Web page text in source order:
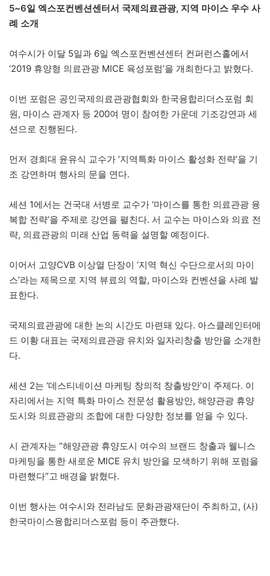
5~6일 엑스포컨벤션센터서 국제의료관광, 지역 마이스 우수 사
례 소개
여수시가 이달 5일과 6일 엑스포컨벤션센터 컨퍼런스홀에서
‘2019 휴양형 의료관광 MICE 육성포럼’을 개최한다고 밝혔다.
이번 포럼은 공인국제의료관광협회와 한국융합리더스포럼 회
원, 마이스 관계자 등 200여 명이 참여한 가운데 기조강연과 세
션으로 진행된다.
먼저 경희대 윤유식 교수가 ‘지역특화 마이스 활성화 전략’을 기
조 강연하며 행사의 문을 연다.
세션 1에서는 건국대 서병로 교수가 ‘마이스를 통한 의료관광 융
복합 전략’을 주제로 강연을 펼친다. 서 교수는 마이스와 의료 전
략, 의료관광의 미래 산업 동력을 설명할 예정이다.
이어서 고양CVB 이상열 단장이 ‘지역 혁신 수단으로서의 마이
스’라는 제목으로 지역 뷰료의 역할, 마이스와 컨벤션을 사례 발
표한다.
국제의료관광에 대한 논의 시간도 마련돼 있다. 아스클레인터메
드 이황 대표는 국제의료관광 유치와 일자리창출 방안을 소개한
다.
세션 2는 ‘데스티네이션 마케팅 창의적 창출방안’이 주제다. 이
자리에서는 지역 특화 마이스 전문성 활용방안, 해양관광 휴양
도시와 의료관광의 조합에 대한 다양한 정보를 얻을 수 있다.
시 관계자는 “해양관광 휴양도시 여수의 브랜드 창출과 웰니스
마케팅을 통한 새로운 MICE 유치 방안을 모색하기 위해 포럼을
마련했다”고 배경을 밝혔다.
이번 행사는 여수시와 전라남도 문화관광재단이 주최하고, (사)
한국마이스융합리더스포럼 등이 주관했다.